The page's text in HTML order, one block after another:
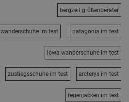
bergzeit größenberater
wanderschuhe im test patagonia im test
lowa wanderschuhe im test
zustiegsschuhe im test arcteryx im test
regenjacken im test